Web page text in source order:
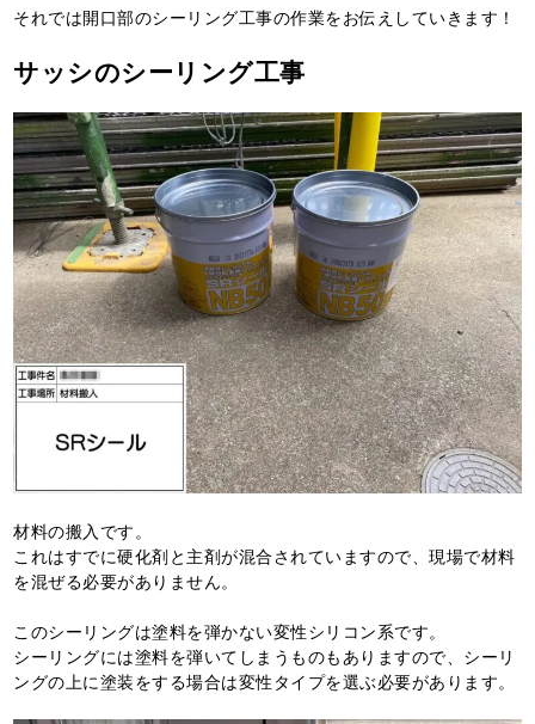
それでは開口部のシーリング工事の作業をお伝えしていきます！
サッシのシーリング工事
材料の搬入です。
これはすでに硬化剤と主剤が混合されていますので、現場で材料
を混ぜる必要がありません。
このシーリングは塗料を弾かない変性シリコン系です。
シーリングには塗料を弾いてしまうものもありますので、シーリ
ングの上に塗装をする場合は変性タイプを選ぶ必要があります。